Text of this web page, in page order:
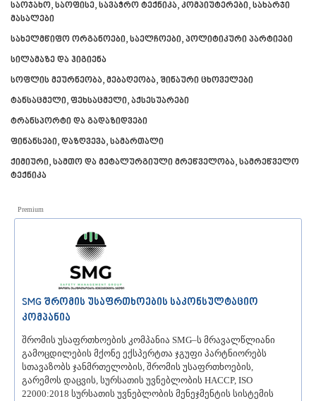
ᲡᲐᲒᲐᲠᲔᲯᲝ
ᲡᲘᲦᲜᲐᲦᲘ
ᲧᲕᲐᲠᲔᲚᲘ
ᲛᲪᲮᲔᲗᲐ–ᲛᲗᲘᲐᲜᲔᲗᲘ
ᲓᲣᲨᲔᲗᲘ
ᲡᲢᲔᲤᲐᲜᲬᲛᲘᲜᲓᲐ (ᲧᲐᲖᲑᲔᲒᲘ)
ᲒᲣᲓᲐᲣᲠᲘ
ᲐᲮᲐᲚᲒᲝᲠᲘ
ᲠᲐᲭᲐ-ᲚᲔᲩᲮᲣᲛᲘ/ᲥᲕᲔᲛᲝ ᲡᲕᲐᲜᲔᲗᲘ
ᲐᲛᲑᲠᲝᲚᲐᲣᲠᲘ
ᲝᲜᲘ
ᲡᲐᲛᲔᲒᲠᲔᲚᲝ/ᲖᲔᲛᲝ ᲡᲕᲐᲜᲔᲗᲘ
ᲛᲐᲠᲢᲕᲘᲚᲘ
ᲛᲔᲡᲢᲘᲐ
ᲩᲮᲝᲠᲝᲬᲧᲣ
ᲬᲐᲚᲔᲜᲯᲘᲮᲐ
ᲮᲝᲑᲘ
ᲐᲜᲐᲙᲚᲘᲐ
ᲯᲕᲐᲠᲘ
საოჯახო, საოფისე, სავაჭრო ტექნიკა, კომპიუტერები, სახარჯი
მასალები
სახელმწიფო ორგანოები, საელჩოები, პოლიტიკური პარტიები
სილამაზე და ჰიგიენა
სოფლის მეურნეობა, მებაღეობა, შინაური ცხოველები
ტანსაცმელი, ფეხსაცმელი, აქსესუარები
ტრანსპორტი და გადაზიდვები
ფინანსები, დაზღვევა, სამართალი
ქიმიური, სამთო და მეტალურგიული მრეწველობა, სამრეწველო
ტექნიკა
Premium
SMG შრომის უსაფრთხოების საკონსულტაციო
კომპანია
შრომის უსაფრთხოების კომპანია SMG–ს მრავალწლიანი
გამოცდილების მქონე ექსპერტთა ჯგუფი პარტნიორებს
სთავაზობს ჯანმრთელობის, შრომის უსაფრთხოების,
გარემოს დაცვის, სურსათის უვნებლობის HACCP, ISO
22000:2018 სურსათის უვნებლობის მენეჯმენტის სისტემის